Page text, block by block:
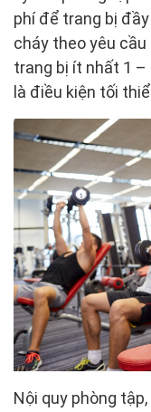
phí để trang bị
cháy theo yêu cầu
trang bị ít nhất 1
là điều kiện tối
Nội quy phòng